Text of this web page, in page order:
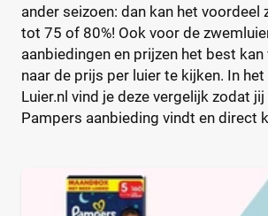
ander seizoen: dan kan het voordeel
tot 75 of 80%! Ook voor de
aanbiedingen en prijzen het best
naar de prijs per luier te kijken. In
Luier.nl vind je deze vergelijk zodat
Pampers aanbieding vindt en direct